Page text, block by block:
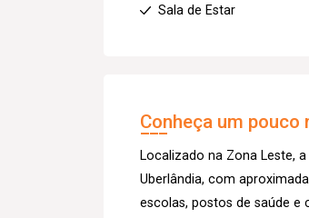
Sala de Estar
Conheça um pouco
Localizado na Zona Leste,
Uberlândia, com
escolas, postos de saúde e